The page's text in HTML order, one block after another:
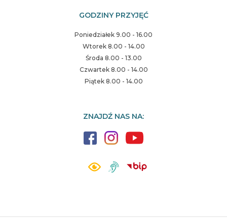
GODZINY PRZYJĘĆ
Poniedziałek 9.00 - 16.00
Wtorek 8.00 - 14.00
Środa 8.00 - 13.00
Czwartek 8.00 - 14.00
Piątek 8.00 - 14.00
ZNAJDŹ NAS NA: